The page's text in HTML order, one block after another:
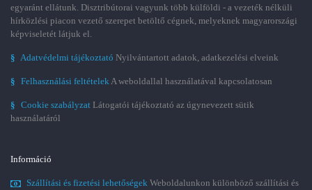
egyaránt ellátunk. Disztribútorai vagyunk több külföldi - a vezeték nélküli
hírközlési piacon vezető szerepet betöltő cégnek, melyeknek magyarországi
képviseletét látjuk el.
§ Adatvédelmi tájékoztató Nyilvántartott adatok, adatkezelési elveink
§ Felhasználási feltételekA weboldallal használatával kapcsolatosan
§ Cookie szabályzat Látogatói tájékoztató az úgynevezett sütik
használatáról
Információ
Szállítási és fizetési lehetőségek Weboldalunkon különböző szállítási és